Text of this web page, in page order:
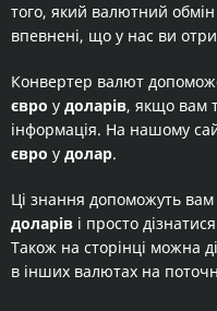
того, який валютний
впевнені, що у нас ви
Конвертер валют
євро у доларів, якщо вам
інформація. На нашому
євро у долар.
Ці знання допоможуть вам
доларів і просто
Також на сторінці можна
в інших валютах на